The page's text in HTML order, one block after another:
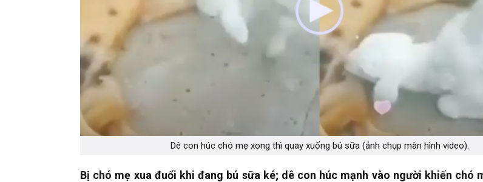
Dê con húc chó mẹ xong thì quay xuống bú sữa (ảnh chụp màn hình video).
Bị chó mẹ xua đuổi khi đang bú sữa ké; dê con húc mạnh vào người khiến chó